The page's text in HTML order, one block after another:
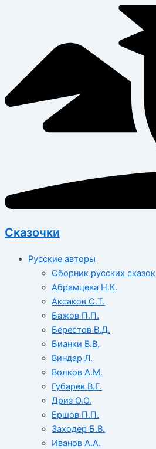
Сказочки
Русские авторы
Сборник русских сказок
Абрамцева Н.К.
Аксаков С.Т.
Бажов П.П.
Берестов В.Д.
Бианки В.В.
Виндар Л.
Волков А.М.
Губарев В.Г.
Дриз О.О.
Ершов П.П.
Заходер Б.В.
Иванов А.А.